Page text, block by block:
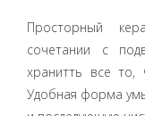
Просторный
сочетании с
хранитть все
Удобная форма